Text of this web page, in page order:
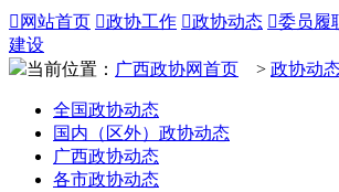
 网站首页 政协工作 政协动态 委员履
建设
当前位置： 广西政协网首页 > 政协动
全国政协动态
国内（区外）政协动态
广西政协动态
各市政协动态